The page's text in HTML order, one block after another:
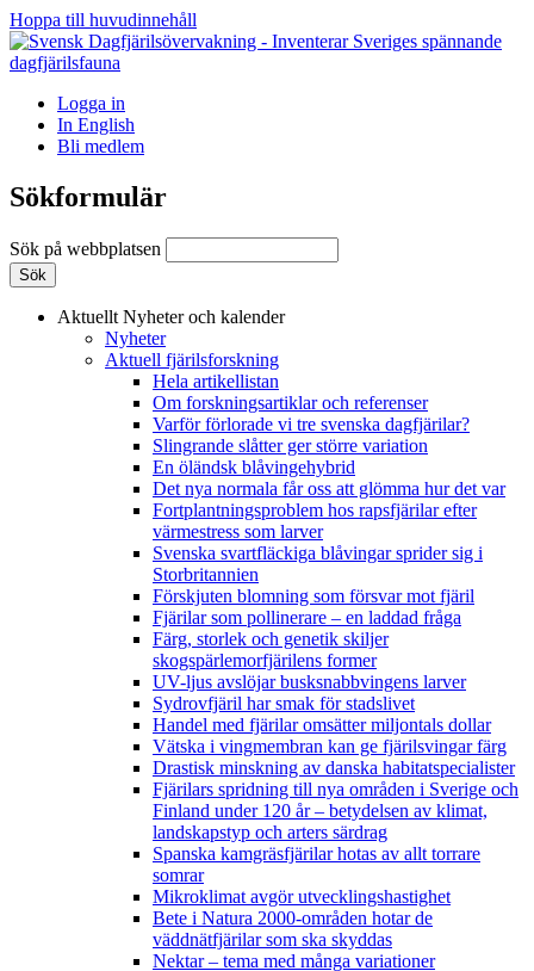
Hoppa till huvudinnehåll
Logga in
In English
Bli medlem
Sökformulär
Sök på webbplatsen
Aktuellt Nyheter och kalender
Nyheter
Aktuell fjärilsforskning
Hela artikellistan
Om forskningsartiklar och referenser
Varför förlorade vi tre svenska dagfjärilar?
Slingrande slåtter ger större variation
En öländsk blåvingehybrid
Det nya normala får oss att glömma hur det var
Fortplantningsproblem hos rapsfjärilar efter
värmestress som larver
Svenska svartfläckiga blåvingar sprider sig i
Storbritannien
Förskjuten blomning som försvar mot fjäril
Fjärilar som pollinerare – en laddad fråga
Färg, storlek och genetik skiljer
skogspärlemorfjärilens former
UV-ljus avslöjar busksnabbvingens larver
Sydrovfjäril har smak för stadslivet
Handel med fjärilar omsätter miljontals dollar
Vätska i vingmembran kan ge fjärilsvingar färg
Drastisk minskning av danska habitatspecialister
Fjärilars spridning till nya områden i Sverige och
Finland under 120 år– betydelsen av klimat,
landskapstyp och arters särdrag
Spanska kamgräsfjärilar hotas av allt torrare
somrar
Mikroklimat avgör utvecklingshastighet
Bete i Natura 2000-områden hotar de
väddnätfjärilar som ska skyddas
Nektar – tema med många variationer